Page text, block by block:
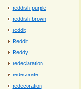
reddish-purple
reddish‐brown
reddit
Reddit
Reddy
redeclaration
redecorate
redecoration